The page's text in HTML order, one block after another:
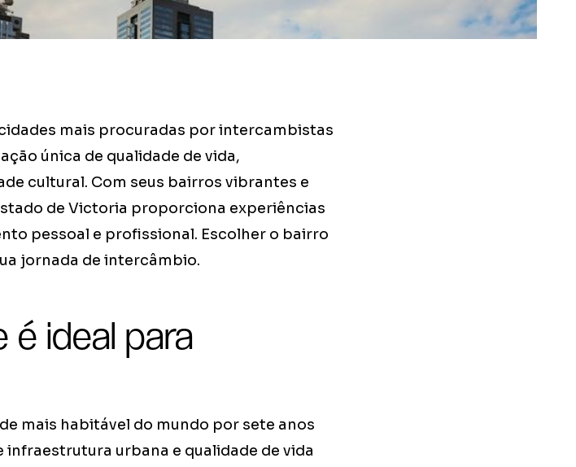
mais procuradas por intercambistas
única de qualidade de vida,
cultural. Com seus bairros vibrantes e
de Victoria proporciona experiências
pessoal e profissional. Escolher o bairro
jornada de intercâmbio.
é ideal para
mais habitável do mundo por sete anos
urbana e qualidade de vida